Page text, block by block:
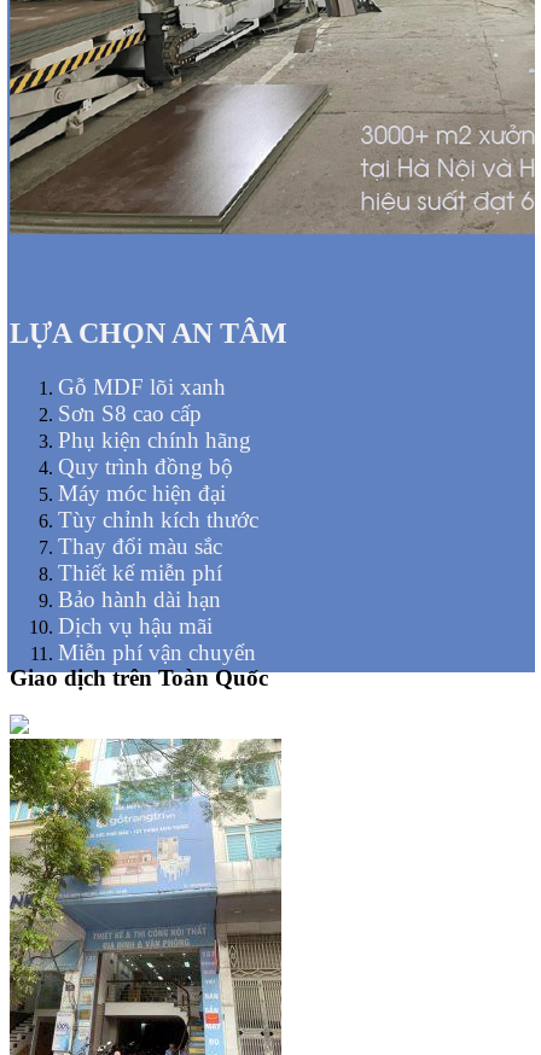
LỰA CHỌN AN TÂM
Gỗ MDF lõi xanh
Sơn S8 cao cấp
Phụ kiện chính hãng
Quy trình đồng bộ
Máy móc hiện đại
Tùy chỉnh kích thước
Thay đổi màu sắc
Thiết kế miễn phí
Bảo hành dài hạn
Dịch vụ hậu mãi
Miễn phí vận chuyển
Giao dịch trên Toàn Quốc